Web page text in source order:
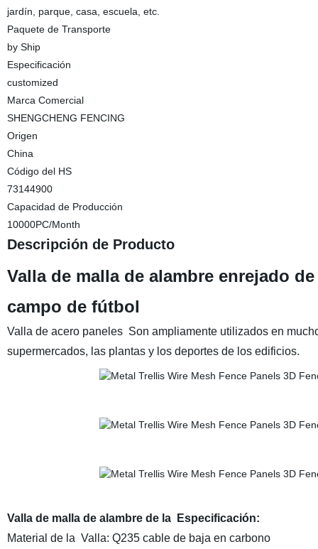
jardín, parque, casa, escuela, etc.
Paquete de Transporte
by Ship
Especificación
customized
Marca Comercial
SHENGCHENG FENCING
Origen
China
Código del HS
73144900
Capacidad de Producción
10000PC/Month
Descripción de Producto
Valla de malla de alambre enrejado
campo de fútbol
Valla de acero paneles Son ampliamente utilizados en
supermercados, las plantas y los deportes de los edificios.
Valla de malla de alambre de la Especificación:
Material de la Valla: Q235 cable de baja en carbono